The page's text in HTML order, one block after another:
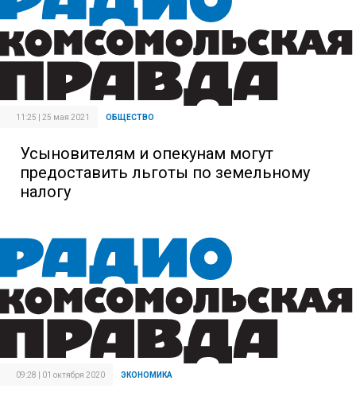
11:25 | 25 мая 2021 ОБЩЕСТВО
Усыновителям и опекунам могут
предоставить льготы по земельному
налогу
09:28 | 01 октября 2020 ЭКОНОМИКА